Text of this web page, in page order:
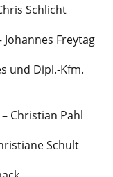
Schlicht
Freytag
und Dipl.-Kfm.
Christian Pahl
Schult